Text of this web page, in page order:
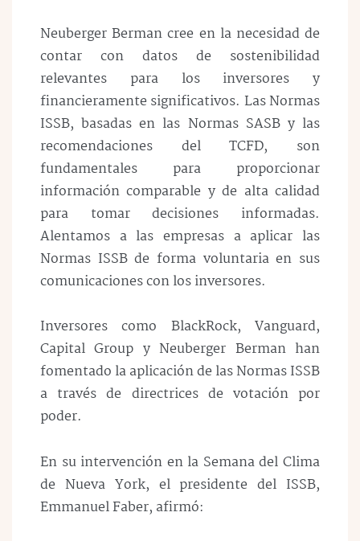
Neuberger Berman cree en la necesidad de
contar con datos de sostenibilidad
relevantes para los inversores y
financieramente significativos. Las Normas
ISSB, basadas en las Normas SASB y las
recomendaciones del TCFD, son
fundamentales para proporcionar
información comparable y de alta calidad
para tomar decisiones informadas.
Alentamos a las empresas a aplicar las
Normas ISSB de forma voluntaria en sus
comunicaciones con los inversores.
Inversores como BlackRock, Vanguard,
Capital Group y Neuberger Berman han
fomentado la aplicación de las Normas ISSB
a través de directrices de votación por
poder.
En su intervención en la Semana del Clima
de Nueva York, el presidente del ISSB,
Emmanuel Faber, afirmó: